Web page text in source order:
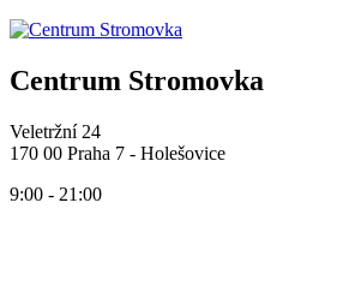
Centrum Stromovka
Veletržní 24
170 00 Praha 7 - Holešovice
9:00 - 21:00